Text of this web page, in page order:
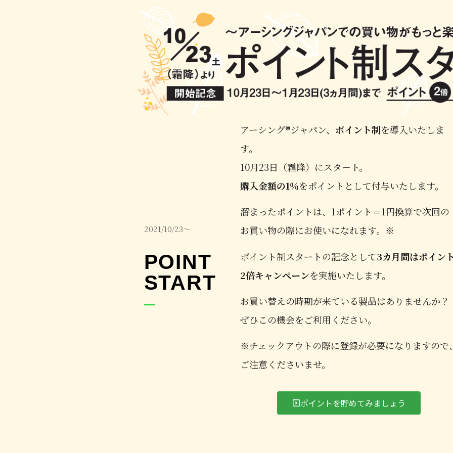
2021/10/23～
POINT
START
アーシング®ジャパン、 ポイント制を導入いたしま
す。
10月23日（霜降）にスタート。
購入金額の1％をポイントとして付与いたします。
溜まったポイントは、1ポイント＝1円換算で次回の
お買い物の際にお使いになれます。※
ポイント制スタートの記念として3カ月間はポイン
2倍キャンペーンを実施いたします。
お買い替えの時期が来ている製品はありませんか？
ぜひこの機会をご利用ください。
※チェックアウトの際に登録が必要になりますので
ご注意くださいませ。
ポイントを貯めてみましょう